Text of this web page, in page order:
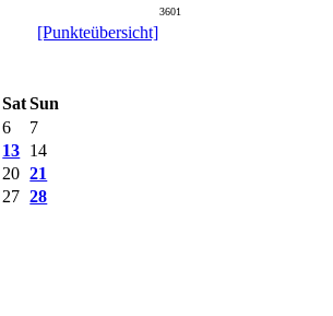
3601
[Punkteübersicht]
SatSun
6
7
13 14
20 21
27 28